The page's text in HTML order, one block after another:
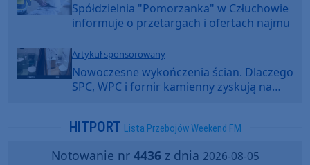
Spółdzielnia "Pomorzanka" w Człuchowie
informuje o przetargach i ofertach najmu
Artykuł sponsorowany
Nowoczesne wykończenia ścian. Dlaczego
SPC, WPC i fornir kamienny zyskują na
HITPORT Lista Przebojów Weekend FM
Notowanie nr 4436z dnia 2026-08-05